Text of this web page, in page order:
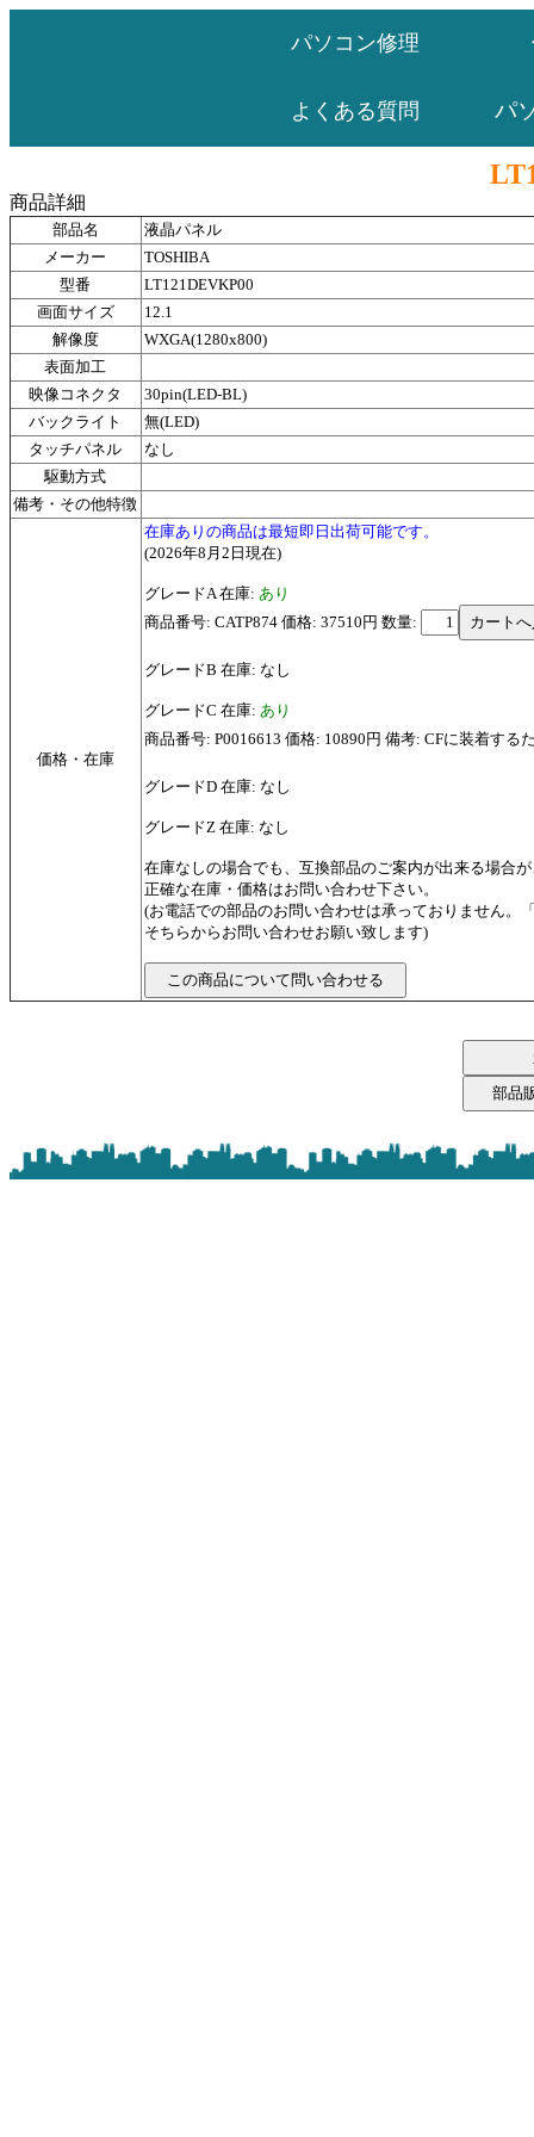
パソコン修理
よくある質問 パ
商品詳細
部品名
液晶パネル
メーカー
TOSHIBA
型番
LT121DEVKP00
画面サイズ
12.1
解像度
WXGA(1280x800)
表面加工
映像コネクタ
30pin(LED-BL)
バックライト
無(LED)
タッチパネル
なし
駆動方式
備考・その他特徴
価格・在庫
在庫ありの商品は最短即日出荷可能です。
(2026年8月2日現在)
グレードA 在庫: あり
商品番号: CATP874 価格: 37510円 数量:
グレードB 在庫: なし
グレードC 在庫: あり
商品番号: P0016613 価格: 10890円 備考: CFに装着する
グレードD 在庫: なし
グレードZ 在庫: なし
在庫なしの場合でも、互換部品のご案内が出来る場合
正確な在庫・価格はお問い合わせ下さい。
(お電話での部品のお問い合わせは承っておりません。
そちらからお問い合わせお願い致します)